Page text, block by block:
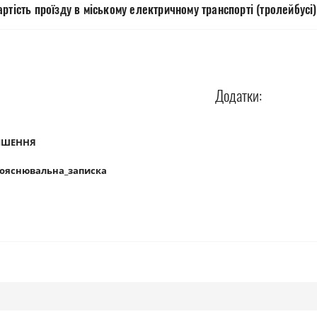
проїзду в міському електричному транспорті (тролейбусі)
Додатки: